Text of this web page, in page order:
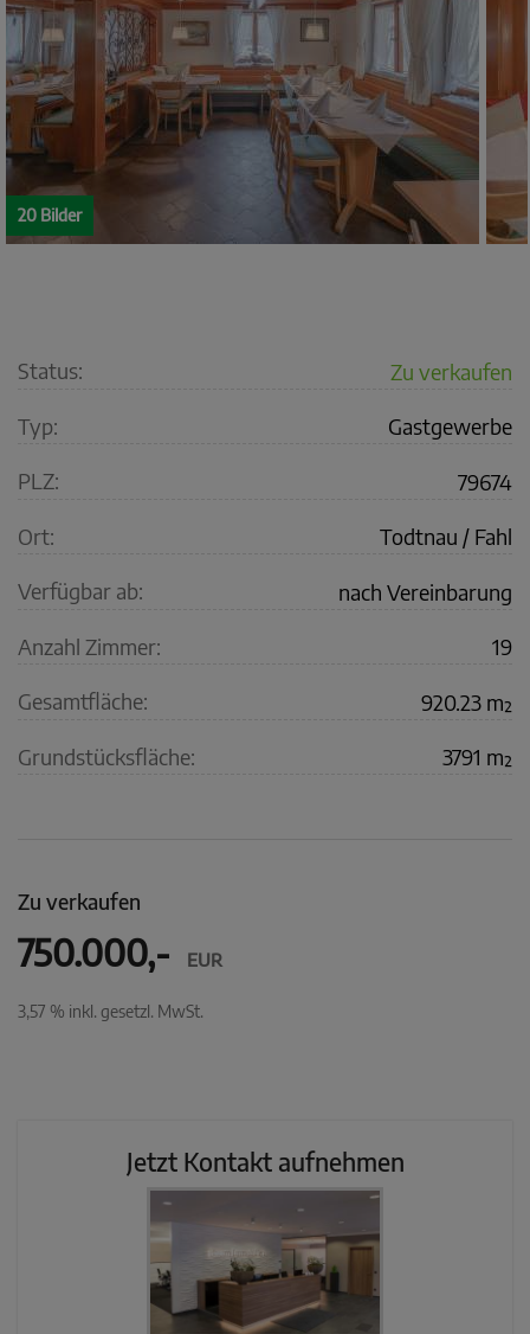
20 Bilder
Status: Zu verkaufen
Typ: Gastgewerbe
PLZ: 79674
Ort: Todtnau / Fahl
Verfügbar ab: nach Vereinbarung
Anzahl Zimmer: 19
Gesamtfläche: 920.23 m²
Grundstücksfläche: 3791 m²
Zu verkaufen
750.000,- EUR
3,57 % inkl. gesetzl. MwSt.
Jetzt Kontakt aufnehmen